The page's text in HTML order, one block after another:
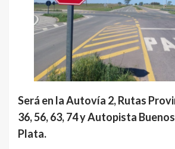
Será en la Autovía 2, Rutas
36, 56, 63, 74 y Autopista
Plata.